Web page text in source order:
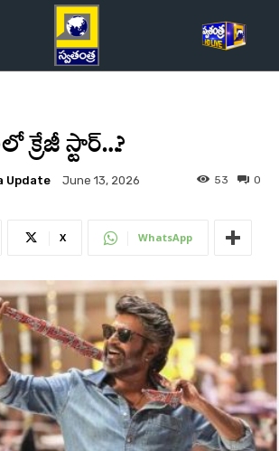
స్టార్…?
Update June 13, 2026 0
53
X WhatsApp